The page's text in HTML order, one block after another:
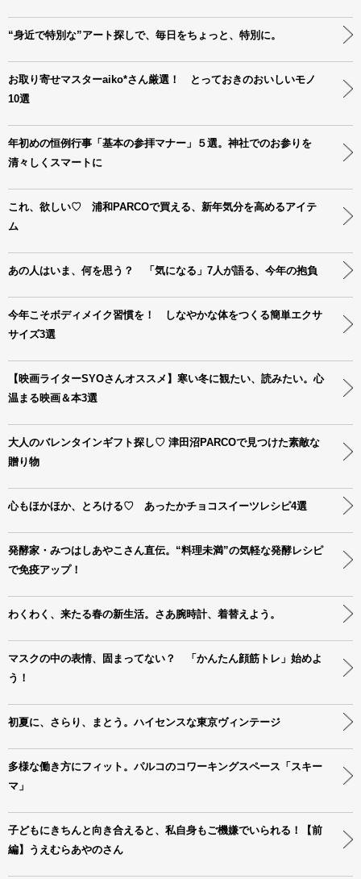
“身近で特別な”アート探しで、毎日をちょっと、特別に。
お取り寄せマスターaiko*さん厳選！ とっておきのおいしいモノ
10選
年初めの恒例行事「基本の参拝マナー」５選。神社でのお参りを
清々しくスマートに
これ、欲しい♡ 浦和PARCOで買える、新年気分を高めるアイテ
ム
あの人はいま、何を思う？ 「気になる」7人が語る、今年の抱負
今年こそボディメイク習慣を！ しなやかな体をつくる簡単エクサ
サイズ3選
【映画ライターSYOさんオススメ】寒い冬に観たい、読みたい。心
温まる映画＆本3選
大人のバレンタインギフト探し♡ 津田沼PARCOで見つけた素敵な
贈り物
心もほかほか、とろける♡ あったかチョコスイーツレシピ4選
発酵家・みつはしあやこさん直伝。“料理未満”の気軽な発酵レシピ
で免疫アップ！
わくわく、来たる春の新生活。さあ腕時計、着替えよう。
マスクの中の表情、固まってない？ 「かんたん顔筋トレ」始めよ
う！
初夏に、さらり、まとう。ハイセンスな東京ヴィンテージ
多様な働き方にフィット。パルコのコワーキングスペース「スキー
マ」
子どもにきちんと向き合えると、私自身もご機嫌でいられる！【前
編】うえむらあやのさん